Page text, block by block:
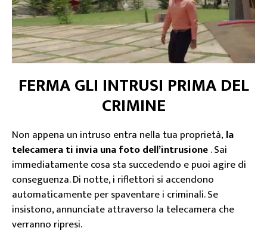
FERMA GLI INTRUSI PRIMA DEL
CRIMINE
Non appena un intruso entra nella tua proprietà,la
telecamera ti invia una foto dell’intrusione. Sai
immediatamente cosa sta succedendo e puoi agire di
conseguenza. Di notte, i riflettori si accendono
automaticamente per spaventare i criminali. Se
insistono, annunciate attraverso la telecamera che
verranno ripresi.